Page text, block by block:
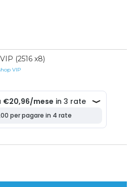
(2516 x8)
VIP